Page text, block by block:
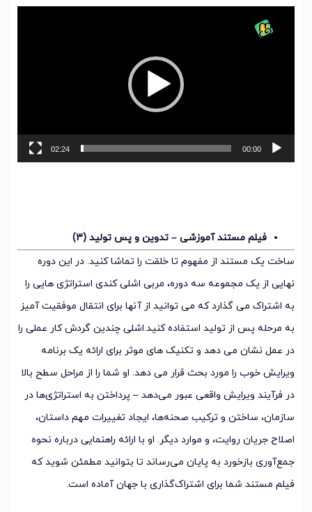
نمایشگر
00:00
02:24
فیلم مستند آموزشی – تدوین و پس تولید (3)
ساخت یک مستند از مفهوم تا خلقت را تماشا کنید. در این دوره
نهایی از یک مجموعه سه دوره، مربی اشلی کندی استراتژی هایی را
به اشتراک می گذارد که می توانید از آنها برای انتقال موفقیت آمیز
به مرحله پس از تولید استفاده کنید.اشلی چندین گردش کار عملی را
در عمل نشان می دهد و تکنیک های موثر برای ارائه یک برنامه
ویرایش خوب را مورد بحث قرار می دهد. او شما را از مراحل سطح بالا
در فرآیند ویرایش واقعی عبور می‌دهد – پرداختن به استراتژی‌ها در
سازمان، ساختن و ترکیب صحنه‌ها، ایجاد تغییرات مهم داستان،
اصلاح جریان روایت، و موارد دیگر. او با ارائه راهنمایی درباره نحوه
جمع‌آوری بازخورد به پایان می‌رساند تا بتوانید مطمئن شوید که
فیلم مستند شما برای اشتراک‌گذاری با جهان آماده است.